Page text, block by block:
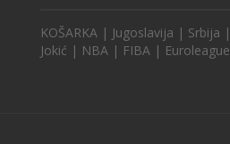
KOŠARKA | Jugoslavija | Srbija |
Jokić | NBA | FIBA | Euroleague